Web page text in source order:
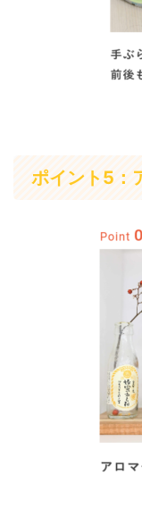
ポイント5：